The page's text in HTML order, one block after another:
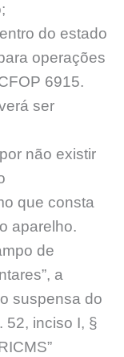
do estado
operações
6915.
ser
não existir
que consta
aparelho.
de
a
suspensa do
52, inciso I, §